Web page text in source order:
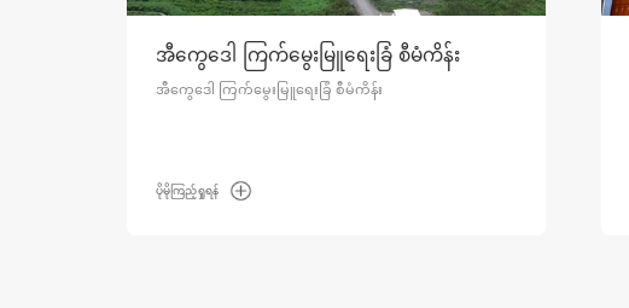
အီကွေဒေါ ကြက်မွေးမြူရေးခြံ စီမံကိန်း
အီကွေဒေါ ကြက်မွေးမြူရေးခြံ စီမံကိန်း
ပိုမိုကြည့်ရှုရန်